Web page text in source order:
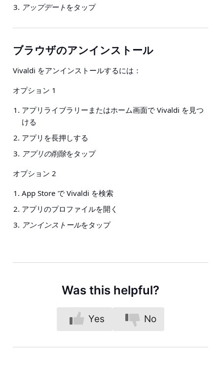
アップデート をタップ
ブラウザのアンインストール
Vivaldi をアンインストールするには：
オプション 1
アプリライブラリーまたはホーム画面で Vivaldi を見つ
ける
アプリを長押しする
アプリの削除をタップ
オプション 2
App Store で Vivaldi を検索
アプリのプロファイルを開く
アンインストールをタップ
Was this helpful?
Yes No